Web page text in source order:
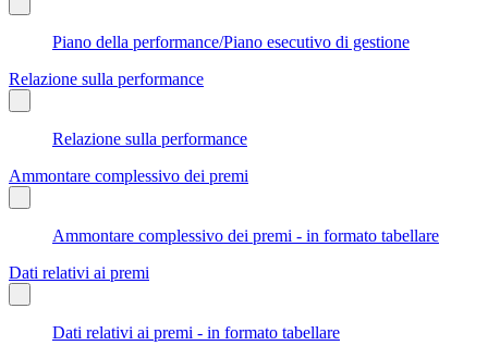
Piano della performance/Piano esecutivo di gestione
Relazione sulla performance
Relazione sulla performance
Ammontare complessivo dei premi
Ammontare complessivo dei premi - in formato tabellare
Dati relativi ai premi
Dati relativi ai premi - in formato tabellare